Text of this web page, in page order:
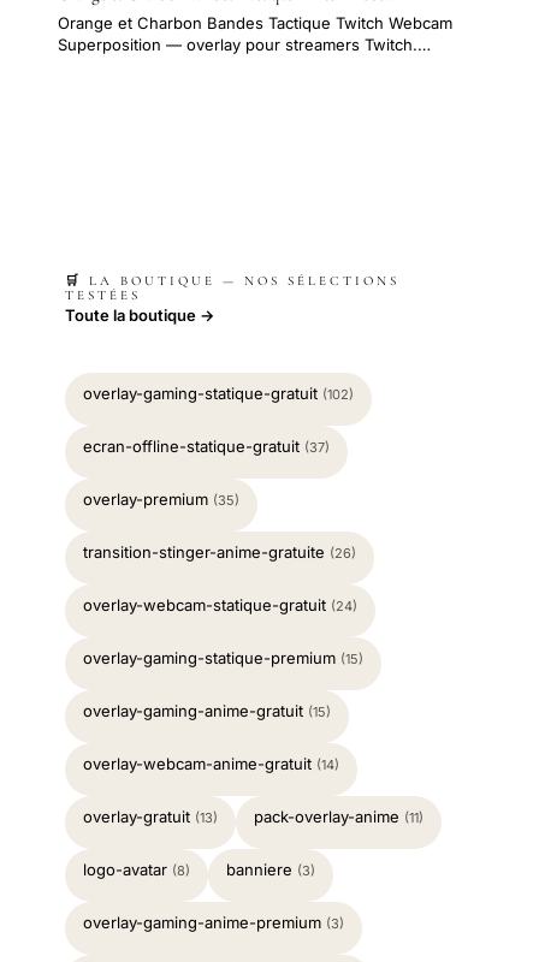
Orange et Charbon Bandes Tactique Twitch Webcam
Superposition — overlay pour streamers Twitch.…
🛒 LA BOUTIQUE — NOS SÉLECTIONS
TESTÉES
Toute la boutique →
overlay-gaming-statique-gratuit (102)
ecran-offline-statique-gratuit (37)
overlay-premium (35)
transition-stinger-anime-gratuite (26)
overlay-webcam-statique-gratuit (24)
overlay-gaming-statique-premium (15)
overlay-gaming-anime-gratuit (15)
overlay-webcam-anime-gratuit (14)
overlay-gratuit (13) pack-overlay-anime (11)
logo-avatar (8) banniere (3)
overlay-gaming-anime-premium (3)